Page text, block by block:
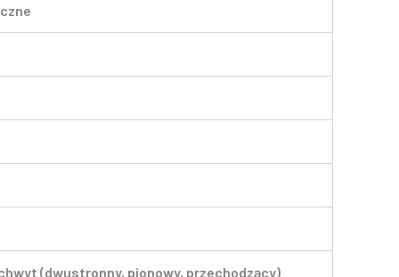
(dwustronny, pionowy, przechodzący)